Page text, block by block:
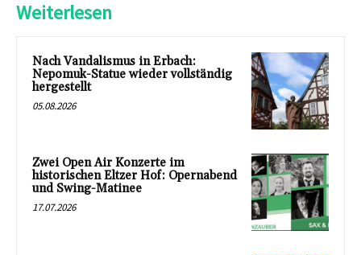
Weiterlesen
Nach Vandalismus in Erbach:
Nepomuk-Statue wieder vollständig
hergestellt
05.08.2026
Zwei Open Air Konzerte im
historischen Eltzer Hof: Opernabend
und Swing-Matinee
17.07.2026